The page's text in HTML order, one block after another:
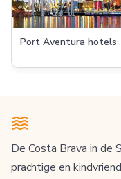
Port Aventura hotels
De Costa Brava in de
prachtige en